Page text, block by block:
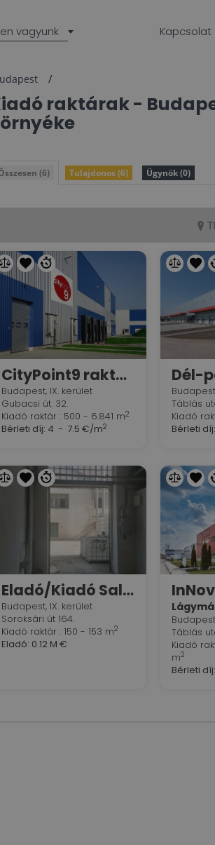
vagyunk Kapcsolat
Kiadó raktárak -
(6) Tulajdonos (6) Ügynök (0)
CityPoint9 raktárbázis
Budapest, IX. kerület
Gubacsi út. 32.
Kiadó raktár : 500 - 6.841 m2
Bérleti díj: 4 - 7.5 €/m2
Táblás
Kiadó
Bérleti díj:
Eladó/Kiadó Sale/Rent Warehouse
Budapest, IX. kerület
Soroksári út 164.
Kiadó raktár : 150 - 153 m2
Eladó: 0.12 M €
Táblás
Kiadó
m2
Bérleti díj: